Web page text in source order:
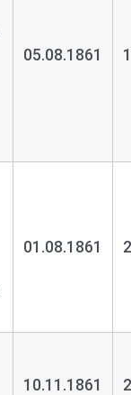
05.08.1861
01.08.1861 2
10.11.1861 2